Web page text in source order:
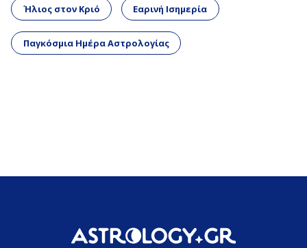
Ήλιος στον Κριό Εαρινή Ισημερία
Παγκόσμια Ημέρα Αστρολογίας